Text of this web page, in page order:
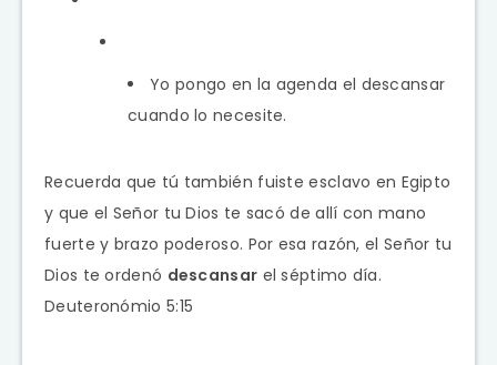
Yo pongo en la agenda el descansar
cuando lo necesite.
Recuerda que tú también fuiste esclavo en Egipto
y que el Señor tu Dios te sacó de allí con mano
fuerte y brazo poderoso. Por esa razón, el Señor tu
Dios te ordenó descansar el séptimo día.
Deuteronómio 5:15